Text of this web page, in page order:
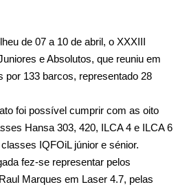
de 07 a 10 de abril, o XXXIII
e Absolutos, que reuniu em
por 133 barcos, representado 28
foi possível cumprir com as oito
Hansa 303, 420, ILCA 4 e ILCA 6
IQFOiL júnior e sénior.
fez-se representar pelos
Marques em Laser 4.7, pelas